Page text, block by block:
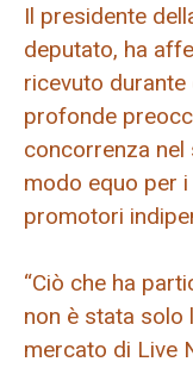
Il presidente
deputato, ha
ricevuto durante
profonde
concorrenza
modo equo per
promotori
“Ciò che ha
non è stata solo
mercato di Live